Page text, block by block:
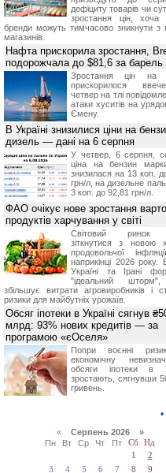
дефіциту товарів чи
зростання цін, хоча
бренди можуть тимчасово зникнути з
магазинів.
Нафта прискорила зростання,
подорожчала до $81,6 за барель
Зростання цін на
прискорилося
четвер на тлі
атаки хуситів на
Ємену.
В Україні знизилися ціни на
дизель — дані на 6 серпня
У четвер, 6 серпня,
ціна на бензин
знизилася на 13 коп.
грн/л, на дизельне
3 коп. до 92,81 грн/л.
ФАО очікує нове зростання
продуктів харчування у світі
Світовий ринок
зіткнутися з новою
продовольчої
наприкінці 2026 року.
Україні та Ірані
"ідеальний
збільшує витрати агровиробників і
ризики для майбутніх урожаїв.
Обсяг іпотеки в Україні сягнув
млрд: 93% нових кредитів — за
програмою «єОселя»
Попри воєнні
економічну
обсяги іпотеки в
зростають, сягнувши
гривень.
•
«Серпень 2026 »
Пн
Вт Ср Чт Пт Сб
Нд
1
2
3
4 5 6 7 8 9